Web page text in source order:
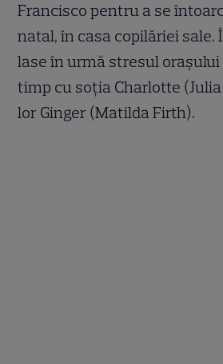
Francisco pentru a se
natal, în casa copilăriei sale.
lase în urmă stresul
timp cu soția Charlotte
lor Ginger (Matilda Firth).